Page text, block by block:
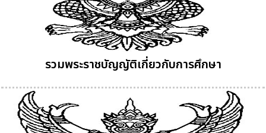
รวมพระราชบัญญัติเกี่ยวกับการศึกษา